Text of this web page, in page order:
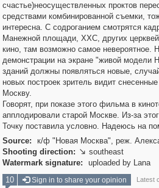
счастье)неосуществленных проктов
средствами комбинированной съемки,
интересна. С содроганием смотрятся
Манежной площади, ХХС, других
кино, там возможно самое
демонстрации на экране "живой модели
зданий должны появляться новые,
новых построек зритель видит
Москву.
Говорят, при показе этого фильма в
апплодировали старой Москве. Из-за
Точку поставила условно. Надеюсь на
Source:
к/ф "Новая Москва", реж.
Shooting direction:  southeast
Watermark signature:
uploaded by Lana
10
Sign in to share your opinion Latest